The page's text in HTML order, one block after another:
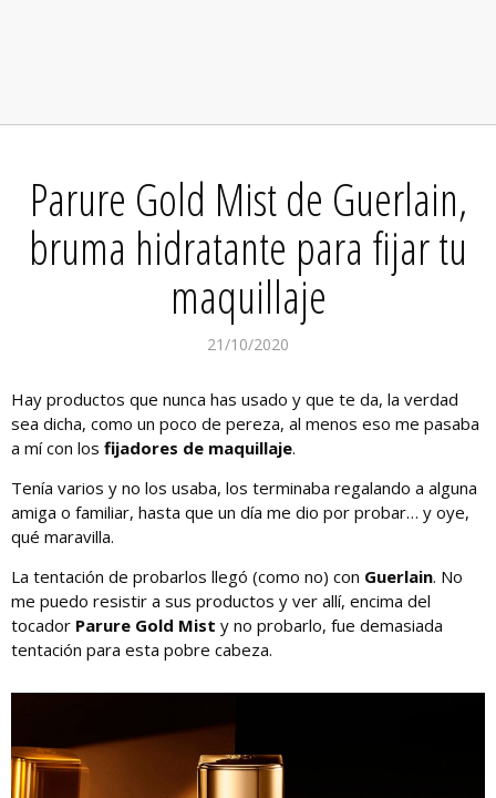
Parure Gold Mist de Guerlain,
bruma hidratante para fijar tu
maquillaje
21/10/2020
Hay productos que nunca has usado y que te da, la verdad
sea dicha, como un poco de pereza, al menos eso me pasaba
a mí con los fijadores de maquillaje.
Tenía varios y no los usaba, los terminaba regalando a alguna
amiga o familiar, hasta que un día me dio por probar… y oye,
qué maravilla.
La tentación de probarlos llegó (como no) con Guerlain. No
me puedo resistir a sus productos y ver allí, encima del
tocador Parure Gold Mist y no probarlo, fue demasiada
tentación para esta pobre cabeza.